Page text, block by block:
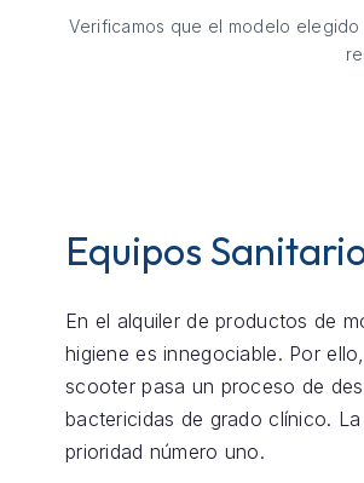
Verificamos que el modelo
Equipos
En el alquiler de productos de
higiene es innegociable. Por
scooter pasa un proceso de
bactericidas de grado clínico.
prioridad número uno.